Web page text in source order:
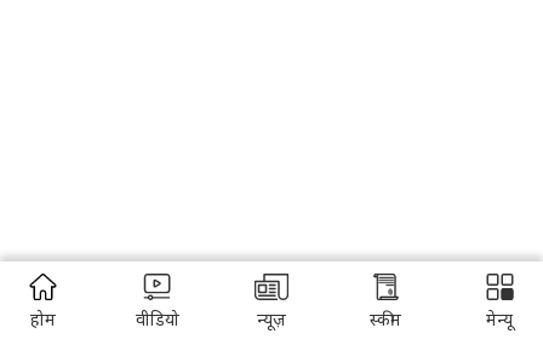
होम वीडियो न्यूज़ स्कीम मेन्यू